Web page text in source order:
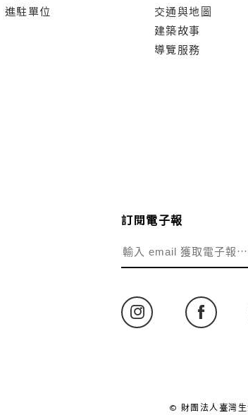
進駐單位
交通與地圖
建築故事
導覽服務
訂閱電子報
© 財團法人臺灣